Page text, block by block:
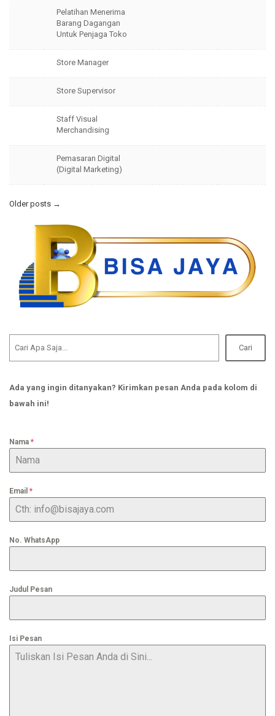
Pelatihan Menerima
Barang Dagangan
Untuk Penjaga Toko
Store Manager
Store Supervisor
Staff Visual
Merchandising
Pemasaran Digital
(Digital Marketing)
Older posts →
Cari
Ada yang ingin ditanyakan? Kirimkan pesan Anda pada kolom di
bawah ini!
Nama *
Email *
No. WhatsApp
Judul Pesan
Isi Pesan